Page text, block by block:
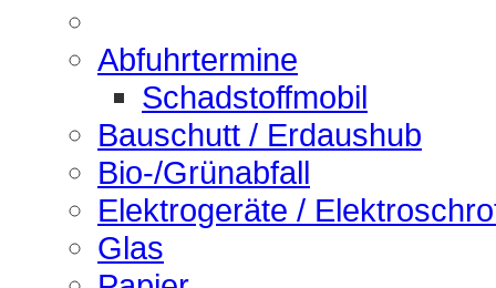
Abfuhrtermine
Schadstoffmobil
Bauschutt / Erdaushub
Bio-/Grünabfall
Elektrogeräte /
Glas